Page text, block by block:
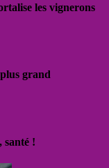
les vignerons
grand
santé !